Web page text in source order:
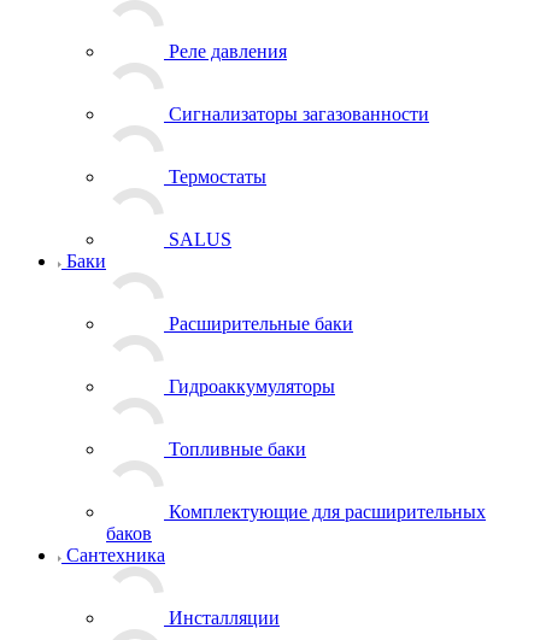
Реле давления
Сигнализаторы загазованности
Термостаты
SALUS
Баки
Расширительные баки
Гидроаккумуляторы
Топливные баки
Комплектующие для расширительных
баков
Сантехника
Инсталляции